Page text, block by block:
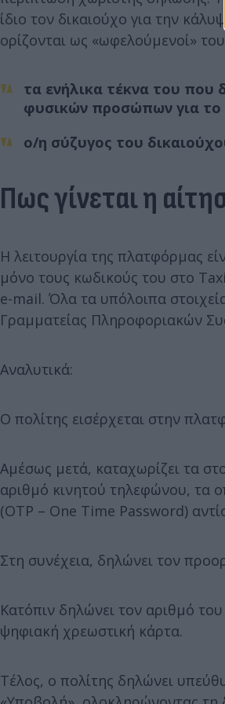
ίδιο τον δικαιούχο για την
ορίζονται ως «ωφελούμενοί»
τα ενήλικα τέκνα του που
φυσικών προσώπων για το
ο/η σύζυγος του
Πως γίνεται η
H λειτουργία της πλατφόρμας
μόνο τους κωδικούς του στο
e-mail. Όλα τα υπόλοιπα
Γραμματείας Πληροφοριακών
Αναλυτικά:
Ο πολίτης εισέρχεται στην
Αμέσως μετά, καταχωρίζει τα
αριθμό κινητού τηλεφώνου, τα
(OTP – One Time Password)
Στη συνέχεια, δηλώνει τον
Κατόπιν δηλώνει τον αριθμό
ψηφιακή χρεωστική κάρτα.
Τέλος, ο πολίτης δηλώνει